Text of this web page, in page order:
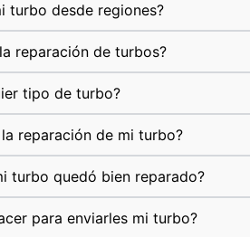
turbo desde regiones?
reparación de turbos?
tipo de turbo?
reparación de mi turbo?
turbo quedó bien reparado?
para enviarles mi turbo?